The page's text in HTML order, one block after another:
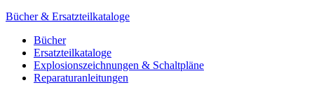
Bücher & Ersatzteilkataloge
Bücher
Ersatzteilkataloge
Explosionszeichnungen & Schaltpläne
Reparaturanleitungen